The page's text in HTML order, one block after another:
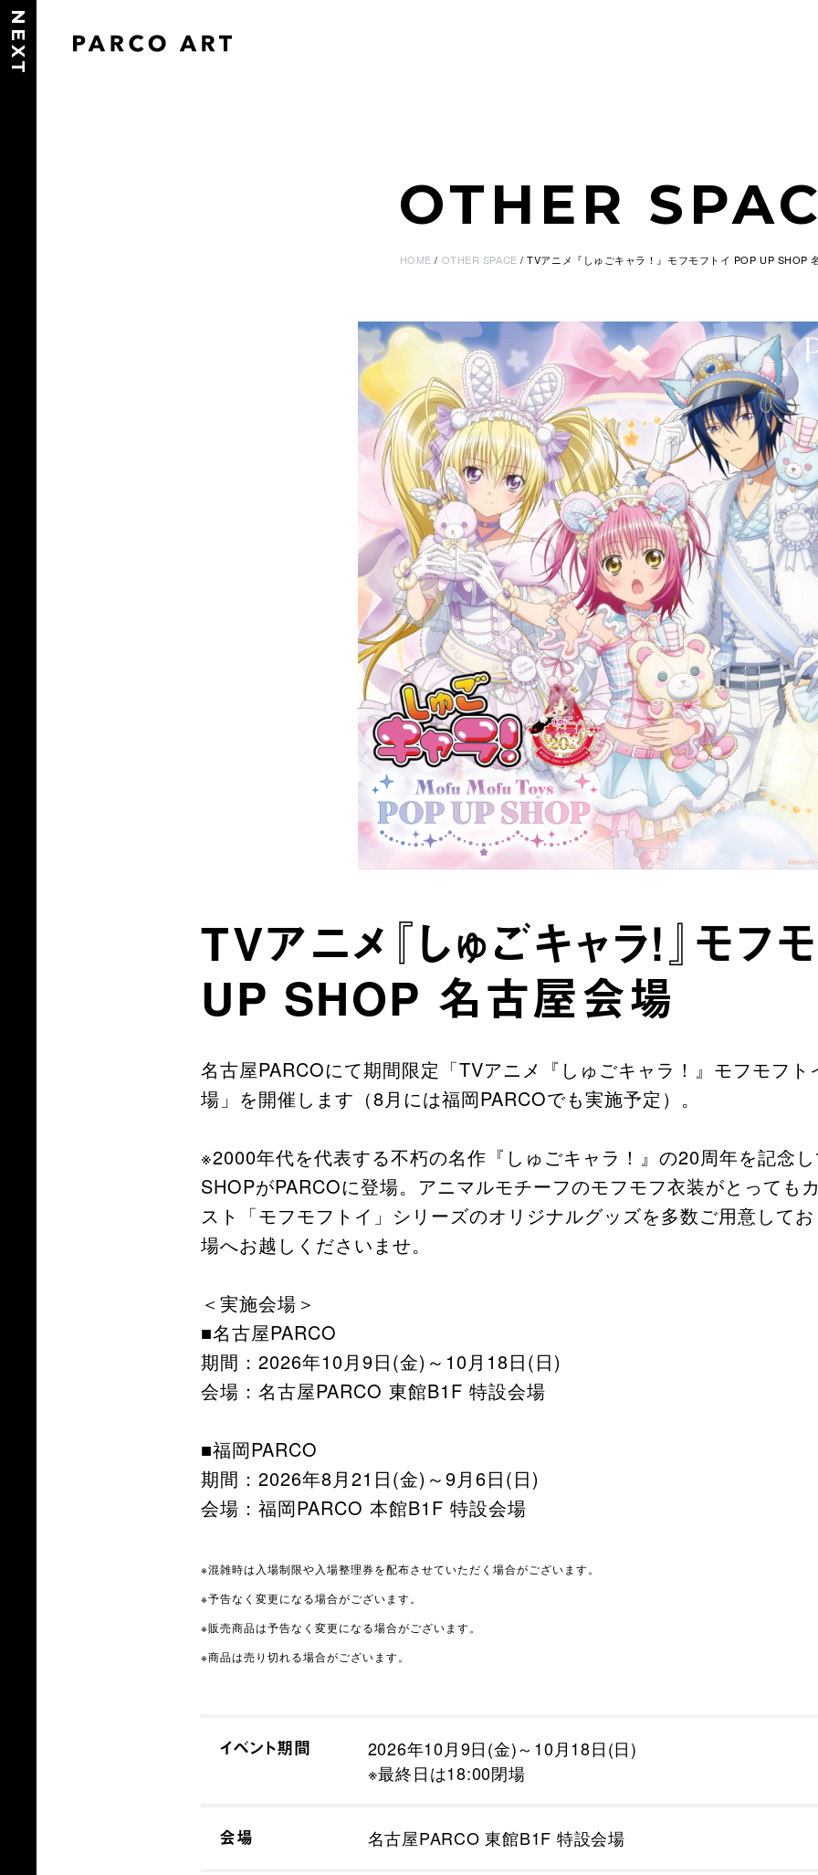
NEXT
OTHER
HOME OTHER SPACE TVアニメ『しゅごキャラ！』モフモフトイ POP UP SHOP
TVアニメ『しゅごキャラ！』モフ
UP SHOP 名古屋会場
名古屋PARCOにて期間限定「TVアニメ『しゅごキャラ！』モフモフ
場」を開催します（8月には福岡PARCOでも実施予定）。
※2000年代を代表する不朽の名作『しゅごキャラ！』の20周年を記念
SHOPがPARCOに登場。アニマルモチーフのモフモフ衣装がとっても
スト「モフモフトイ」シリーズのオリジナルグッズを多数ご用意して
場へお越しくださいませ。
＜実施会場＞
■名古屋PARCO
期間：2026年10月9日(金)～10月18日(日)
会場：名古屋PARCO 東館B1F 特設会場
■福岡PARCO
期間：2026年8月21日(金)～9月6日(日)
会場：福岡PARCO 本館B1F 特設会場
※混雑時は入場制限や入場整理券を配布させていただく場合がございます。
※予告なく変更になる場合がございます。
※販売商品は予告なく変更になる場合がございます。
※商品は売り切れる場合がございます。
イベント期間
2026年10月9日(金)～10月18日(日)
※最終日は18:00閉場
会場 名古屋PARCO 東館B1F 特設会場